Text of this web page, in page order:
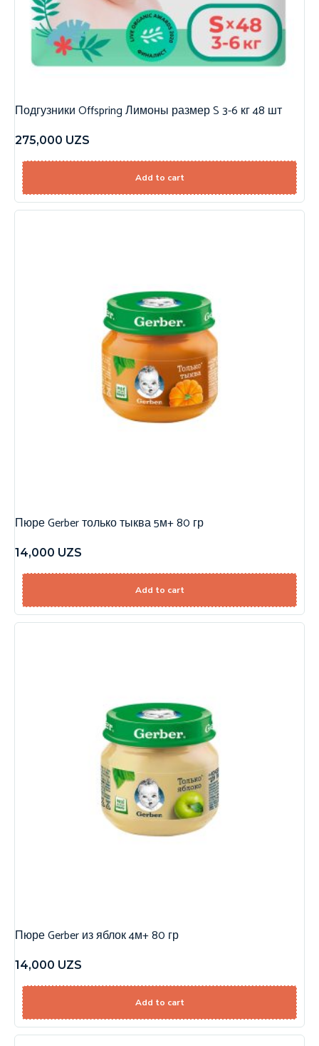
Подгузники Offspring Лимоны размер S 3-6 кг 48 шт
275,000 UZS
Add to cart
Пюре Gerber только тыква 5м+ 80 гр
14,000 UZS
Add to cart
Пюре Gerber из яблок 4м+ 80 гр
14,000 UZS
Add to cart